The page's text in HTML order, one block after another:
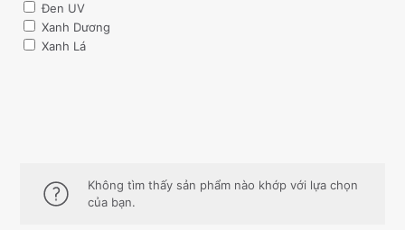
Đen UV
Xanh Dương
Xanh Lá
Không tìm thấy sản phẩm nào khớp với lựa chọn
của bạn.